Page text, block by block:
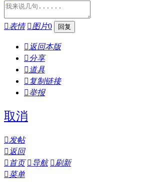
表情 图片0
 返回本版
分享
 道具
 复制链接
举报
取消
发帖
 返回
 首页 导航 刷新
菜单